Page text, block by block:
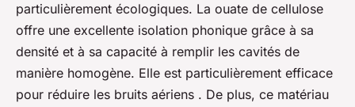
particulièrement écologiques. La ouate de cellulose
offre une excellente isolation phonique grâce à sa
densité et à sa capacité à remplir les cavités de
manière homogène. Elle est particulièrement efficace
pour réduire les bruits aériens . De plus, ce matériau